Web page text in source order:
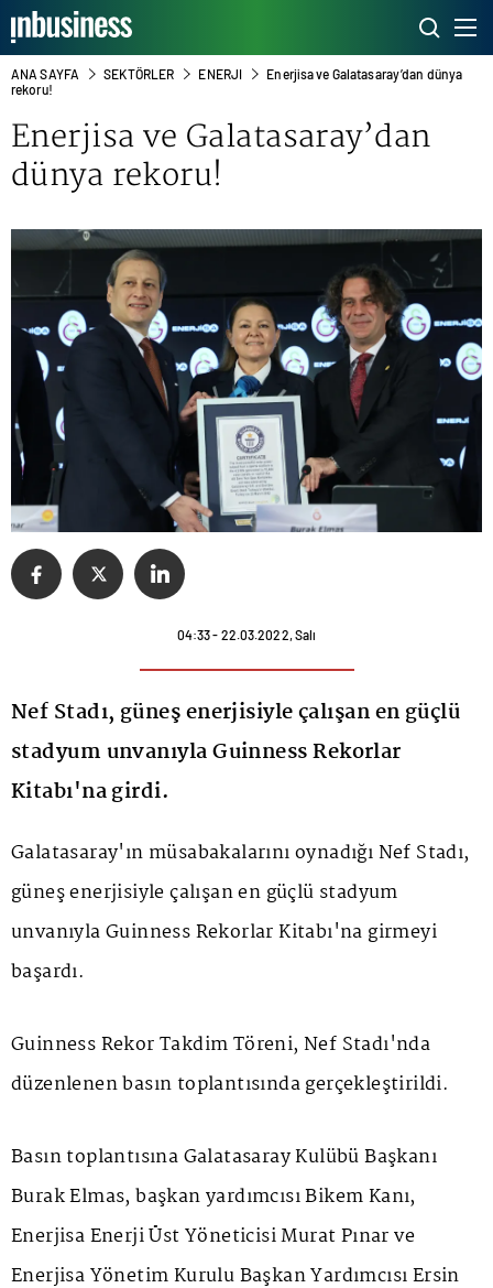
ANA SAYFA SEKTÖRLER ENERJI
Enerjisa ve Galatasaray’dan dünya
rekoru!
Enerjisa ve Galatasaray’dan
dünya rekoru!
04:33 - 22.03.2022, Salı
Nef Stadı, güneş enerjisiyle çalışan en güçlü
stadyum unvanıyla Guinness Rekorlar
Kitabı'na girdi.
Galatasaray'ın müsabakalarını oynadığı Nef Stadı,
güneş enerjisiyle çalışan en güçlü stadyum
unvanıyla Guinness Rekorlar Kitabı'na girmeyi
başardı.
Guinness Rekor Takdim Töreni, Nef Stadı'nda
düzenlenen basın toplantısında gerçekleştirildi.
Basın toplantısına Galatasaray Kulübü Başkanı
Burak Elmas, başkan yardımcısı Bikem Kanı,
Enerjisa Enerji Üst Yöneticisi Murat Pınar ve
Enerjisa Yönetim Kurulu Başkan Yardımcısı Ersin